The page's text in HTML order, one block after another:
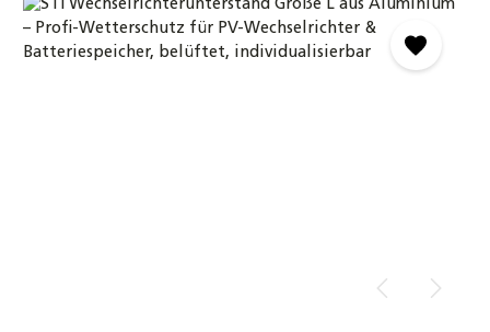
Bildergalerie überspringen